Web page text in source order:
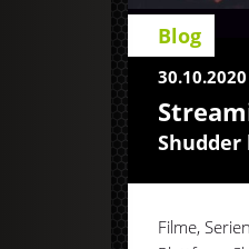
Blog
30.10.2020
Shudder
Filme,